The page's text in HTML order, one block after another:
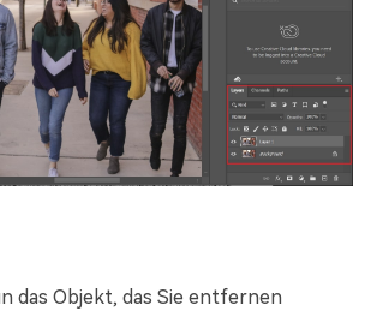
das Objekt, das Sie entfernen